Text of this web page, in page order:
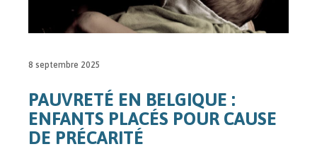
8 septembre 2025
PAUVRETÉ EN BELGIQUE :
ENFANTS PLACÉS POUR CAUSE
DE PRÉCARITÉ